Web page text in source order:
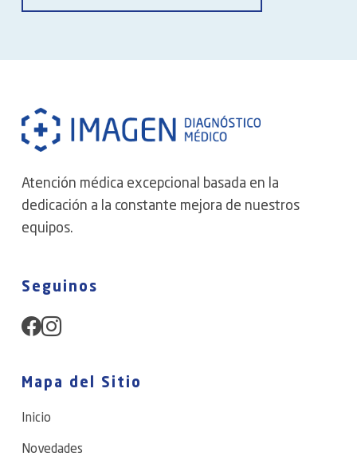
Atención médica excepcional basada en la
dedicación a la constante mejora de nuestros
equipos.
Seguinos
Mapa del Sitio
Inicio
Novedades